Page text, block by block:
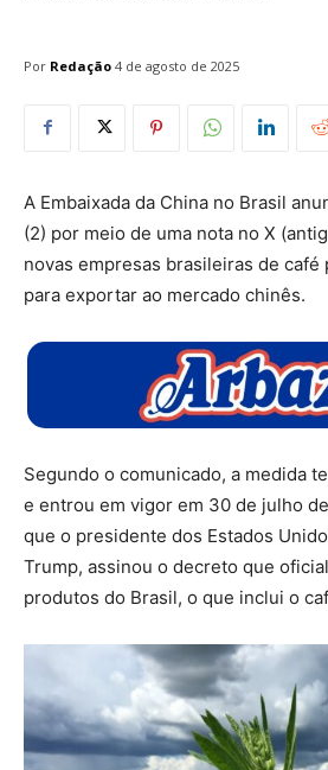
Por Redação 4 de agosto de 2025
A Embaixada da China no Brasil
(2) por meio de uma nota no X
novas empresas brasileiras de café
para exportar ao mercado chinês.
Segundo o comunicado, a medida
e entrou em vigor em 30 de julho
que o presidente dos Estados
Trump, assinou o decreto que
produtos do Brasil, o que inclui o